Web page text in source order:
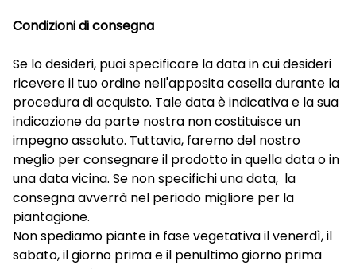
Condizioni di consegna
Se lo desideri, puoi specificare la data in cui desideri
ricevere il tuo ordine nell'apposita casella durante la
procedura di acquisto. Tale data è indicativa e la sua
indicazione da parte nostra non costituisce un
impegno assoluto. Tuttavia, faremo del nostro
meglio per consegnare il prodotto in quella data o in
una data vicina. Se non specifichi una data, la
consegna avverrà nel periodo migliore per la
piantagione.
Non spediamo piante in fase vegetativa il venerdì, il
sabato, il giorno prima e il penultimo giorno prima